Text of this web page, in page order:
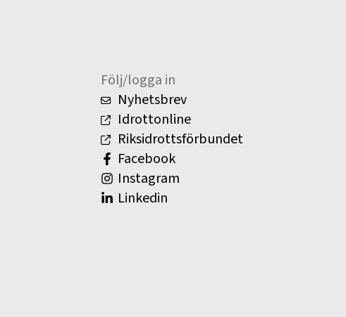
Följ/logga in
Nyhetsbrev
Idrottonline
Riksidrottsförbundet
Facebook
Instagram
Linkedin